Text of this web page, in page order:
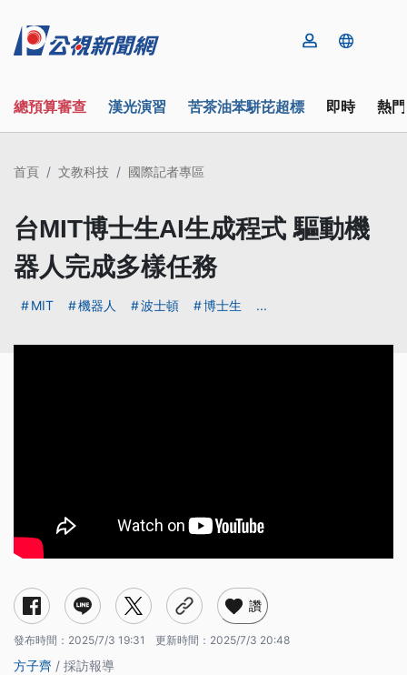
總預算審查 漢光演習 苦茶油苯駢芘超標 即時 熱
首頁 文教科技 國際記者專區
台MIT博士生AI生成程式 驅動機
器人完成多樣任務
MIT 機器人 波士頓 博士生 ...
讚
發布時間： 2025/7/3 19:31 更新時間： 2025/7/3 20:48
方子齊 / 採訪報導